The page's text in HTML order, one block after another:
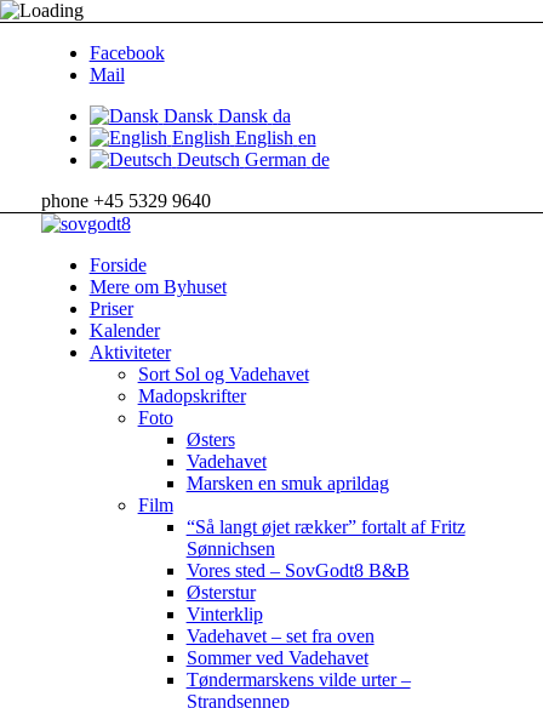
Facebook
Mail
Dansk Dansk da
English English en
Deutsch German de
phone +45 5329 9640
Forside
Mere om Byhuset
Priser
Kalender
Aktiviteter
Sort Sol og Vadehavet
Madopskrifter
Foto
Østers
Vadehavet
Marsken en smuk aprildag
Film
“Så langt øjet rækker” fortalt af Fritz
Sønnichsen
Vores sted – SovGodt8 B&B
Østerstur
Vinterklip
Vadehavet – set fra oven
Sommer ved Vadehavet
Tøndermarskens vilde urter –
Strandsennep